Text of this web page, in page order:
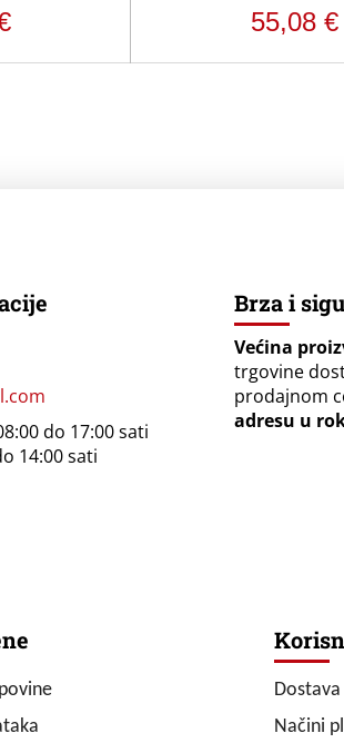
55,08 €
do 17:00 sati
14:00 sati
Brza i
Većina
trgovine
prodajnom
adresu u
Dostava
Načini